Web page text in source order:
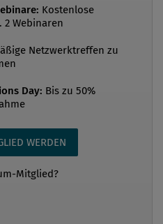
Kostenlose
2 Webinaren
Netzwerktreffen zu
Day: Bis zu 50%
WERDEN
Mitglied?